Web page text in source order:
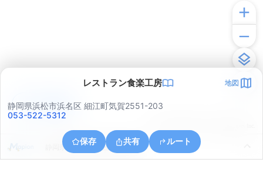
レストラン食楽工房 地図
静岡県浜松市浜名区 細江町気賀2551-203
053-522-5312
保存 共有 ルート
静岡県浜松市浜名区細江町中川
アプリで見る